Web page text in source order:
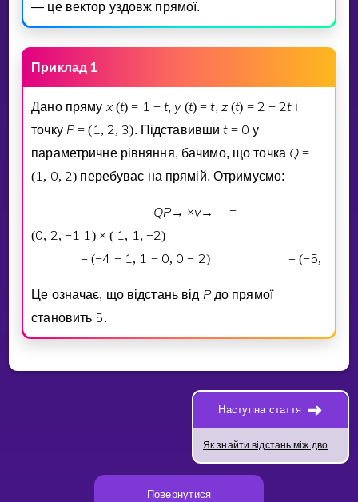
— це вектор уздовж прямої.
Приклад 1
Дано пряму x (t) = 1 + t, y (t) = t, z (t) = 2 − 2ti
точку P = (1, 2, 3). Пiдставившиt = 0 у
параметричне рiвняння, бачимо, що точка Q =
(1, 0, 2) перебуває на прямiй. Отримуємо:
QP→ ×v→
=
(0, 2, −1 1) × ( 1, 1, −2)
= (−4 − 1, 1 − 0, 0 − 2) = (−5,
Це означає, що вiдстань вiд Pдо прямої
становить 5.
Наступна стаття
Як знайти відстань між двома прямими
Повернутися